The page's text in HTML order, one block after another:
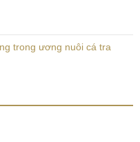
trong ương nuôi cá tra